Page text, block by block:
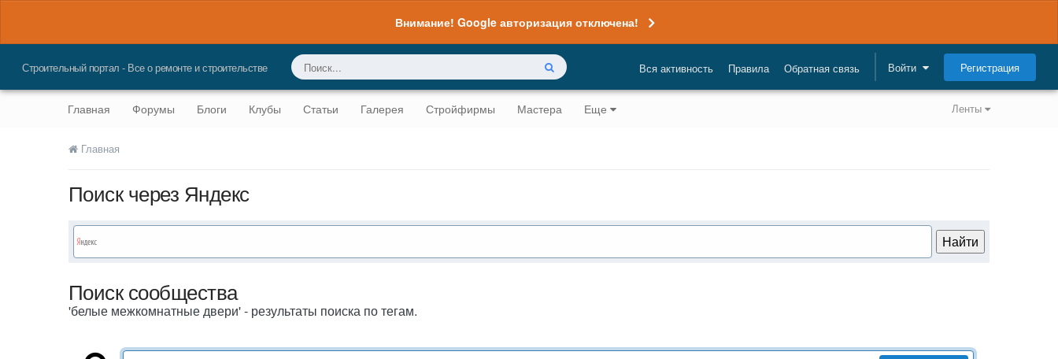
Внимание! Google авторизация отключена!
Строительный портал - Все о ремонте и строительстве Вся активность Правила Обратная связь Войти Регистрация
Ленты
Главная Форумы Блоги Клубы Статьи Галерея Стройфирмы Мастера Еще
Главная
Поиск через Яндекс
Поиск сообщества
'белые межкомнатные двери' - результаты поиска по тегам.